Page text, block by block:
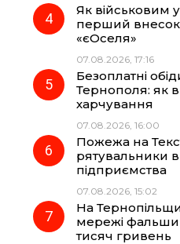
Як військовим
перший внесок
«єОселя»
07.08.2026, 17:16
Безоплатні
Тернополя: як
харчування
07.08.2026, 16:00
Пожежа на
рятувальники
підприємства
07.08.2026, 15:02
На
мережі
тисяч гривень